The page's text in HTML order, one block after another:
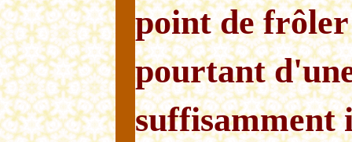
point de
pourtant
suffisamment